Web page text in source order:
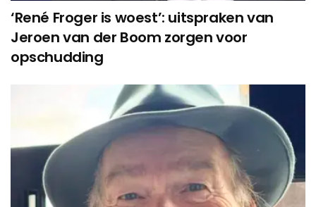
‘René Froger is woest’: uitspraken van
Jeroen van der Boom zorgen voor
opschudding